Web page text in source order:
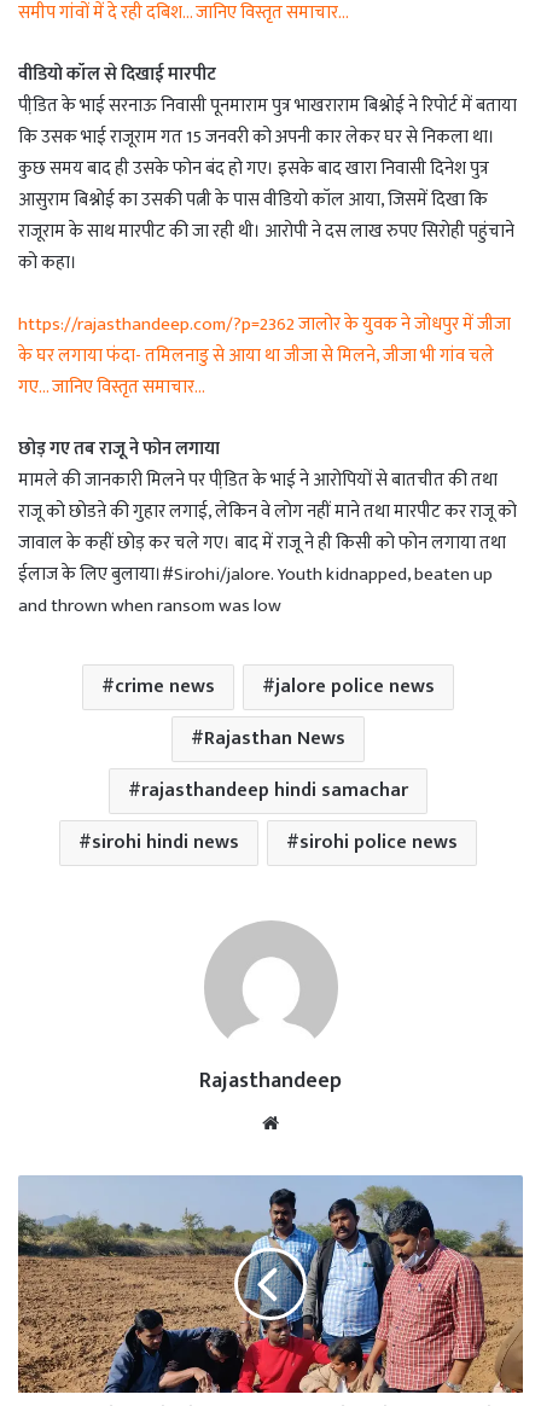
समीप गांवों में दे रही दबिश… जानिए विस्तृत समाचार…
वीडियो कॉल से दिखाई मारपीट
पीडि़त के भाई सरनाऊ निवासी पूनमाराम पुत्र भाखराराम बिश्नोई ने रिपोर्ट में बताया
कि उसक भाई राजूराम गत 15 जनवरी को अपनी कार लेकर घर से निकला था।
कुछ समय बाद ही उसके फोन बंद हो गए। इसके बाद खारा निवासी दिनेश पुत्र
आसुराम बिश्नोई का उसकी पत्नी के पास वीडियो कॉल आया, जिसमें दिखा कि
राजूराम के साथ मारपीट की जा रही थी। आरोपी ने दस लाख रुपए सिरोही पहुंचाने
को कहा।
https://rajasthandeep.com/?p=2362 जालोर के युवक ने जोधपुर में जीजा
के घर लगाया फंदा- तमिलनाडु से आया था जीजा से मिलने, जीजा भी गांव चले
गए… जानिए विस्तृत समाचार…
छोड़ गए तब राजू ने फोन लगाया
मामले की जानकारी मिलने पर पीडि़त के भाई ने आरोपियों से बातचीत की तथा
राजू को छोडऩे की गुहार लगाई, लेकिन वे लोग नहीं माने तथा मारपीट कर राजू को
जावाल के कहीं छोड़ कर चले गए। बाद में राजू ने ही किसी को फोन लगाया तथा
ईलाज के लिए बुलाया।#Sirohi/jalore. Youth kidnapped, beaten up
and thrown when ransom was low
crime news
jalore police news
Rajasthan News
rajasthandeep hindi samachar
sirohi hindi news
sirohi police news
Rajasthandeep